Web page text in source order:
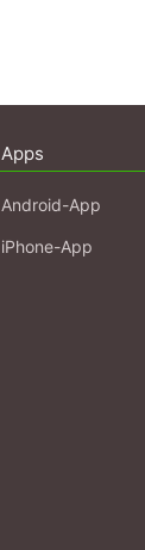
Apps
Android-App
iPhone-App